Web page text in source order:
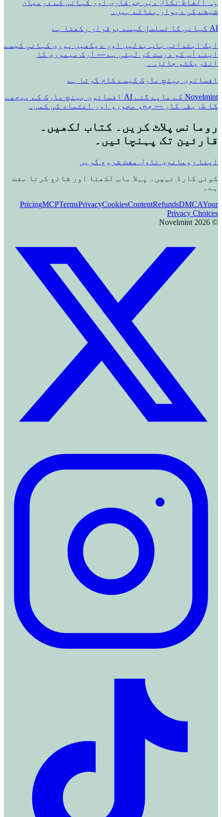
وہ الفاظ نکال دیں جو قاری اور کہانی کے درمیان
شیشے کی دیوار بناتے ہیں۔
AI کہانی کا تسلسل کیسے برقرار رکھتا ہے
ایک ابتدائی باب بدلیں اور دیکھیں پوری کہانی کیسے
اپنے آپ کو درست کر لیتی ہے — آرک میموری کا
انٹریکٹو جائزہ۔
افسانوی بینچ مارک کیسے کام کرتا ہے
Novelmint کے ماپے گئے AI افسانوی بینچ مارک کے پیچھے
کا طریقہ کار — جج، محور، اور اعتماد کی کمی۔
رومانس پلاٹ کریں۔ کتاب لکھیں۔
قارئین تک پہنچائیں۔
اپنا رومانوی ناول مفت شروع کریں
کوئی کارڈ نہیں۔ پہلا باب لکھنا اور شائع کرنا مفت
ہے۔
PricingMCPTermsPrivacyCookiesContentRefundsDMCAYour
Privacy Choices
©
2026